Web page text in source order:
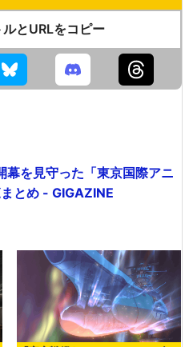
とURLをコピー
幕を見守った「東京国際アニ
とめ - GIGAZINE